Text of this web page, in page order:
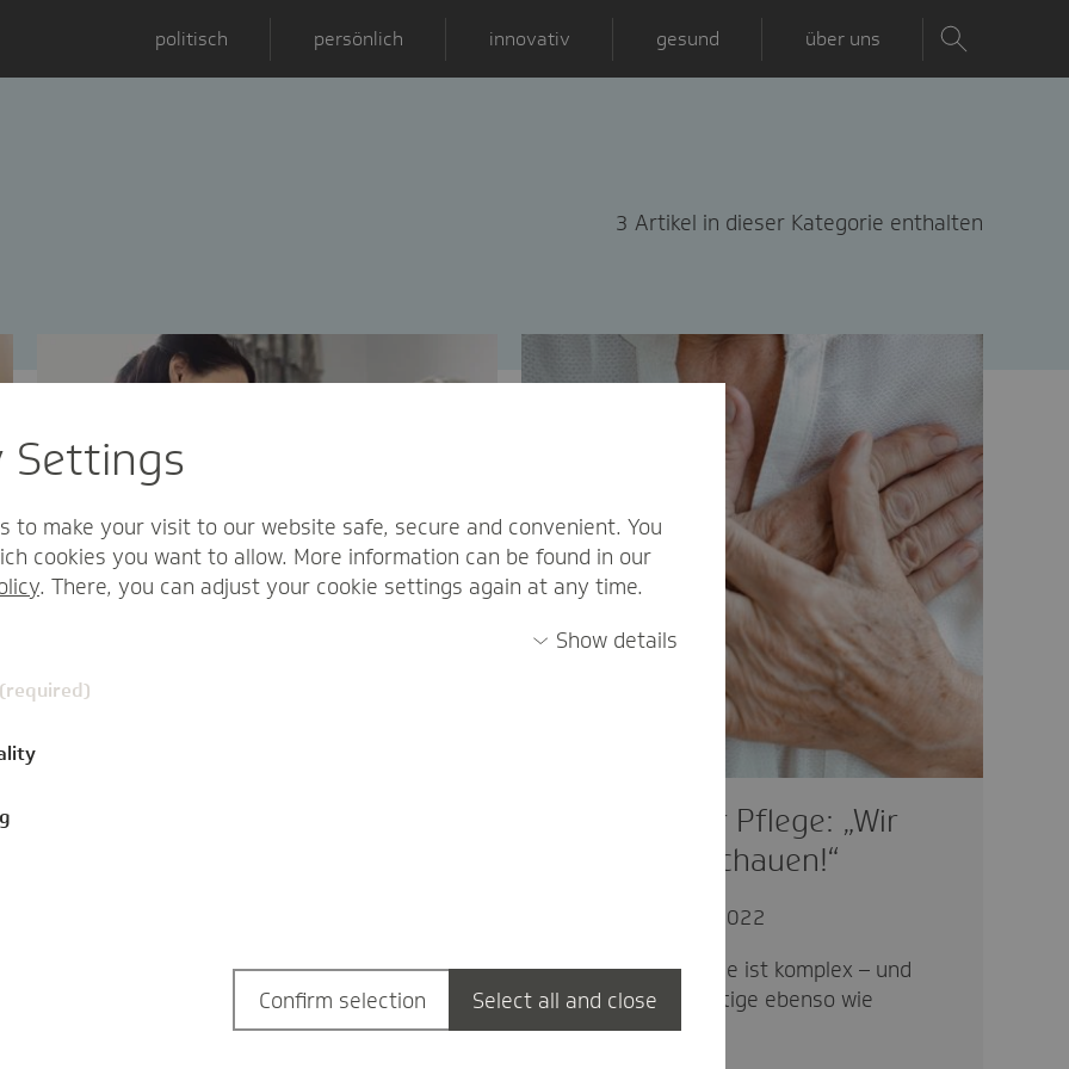
politisch persönlich innovativ gesund über uns
3 Artikel in dieser Kategorie enthalten
Das Frankfurter Alten- und Pflegeheim
Anlagenring hat ein Konzept zur
Gewaltprävention umgesetzt. Im Interview
Gewalt in der Pflege: „Wir
müssen hinschauen!“
04.01.2022
Gewalt in der Pflege ist komplex – und
kann Pflegebedürftige ebenso wie
Pflegende treffen.
Settings
to make your visit to our website safe, secure and convenient. You
cookies you want to allow. More information can be found in our
. There, you can adjust your cookie settings again at any time.
Show details
Confirm selection Select all and close